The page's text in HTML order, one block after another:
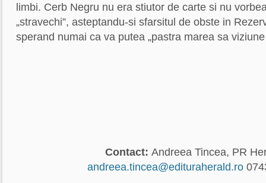
limbi. Cerb Negru nu era stiutor de carte si nu
„stravechi”, asteptandu-si sfarsitul de obste in
sperand numai ca va putea „pastra marea sa viziune
Contact:Andreea Tincea, PR
andreea.tincea@edituraherald.ro